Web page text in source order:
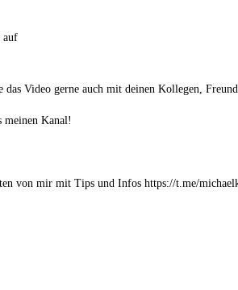
auf
Video gerne auch mit deinen Kollegen,
meinen Kanal!
von mir mit Tips und Infos https://t.me/